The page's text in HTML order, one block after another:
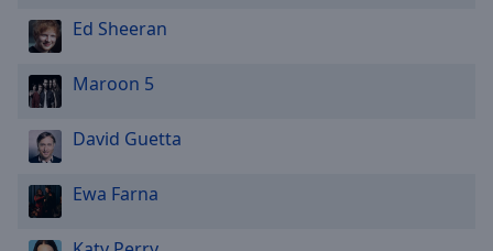
Text
Edge
Style
Font
Family
Ed Sheeran
Maroon 5
David Guetta
Ewa Farna